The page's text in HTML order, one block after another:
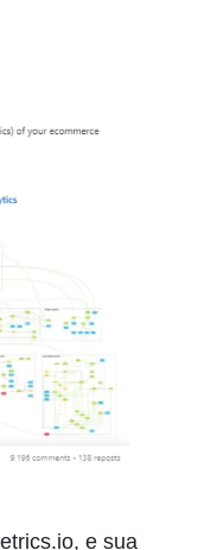
e sua